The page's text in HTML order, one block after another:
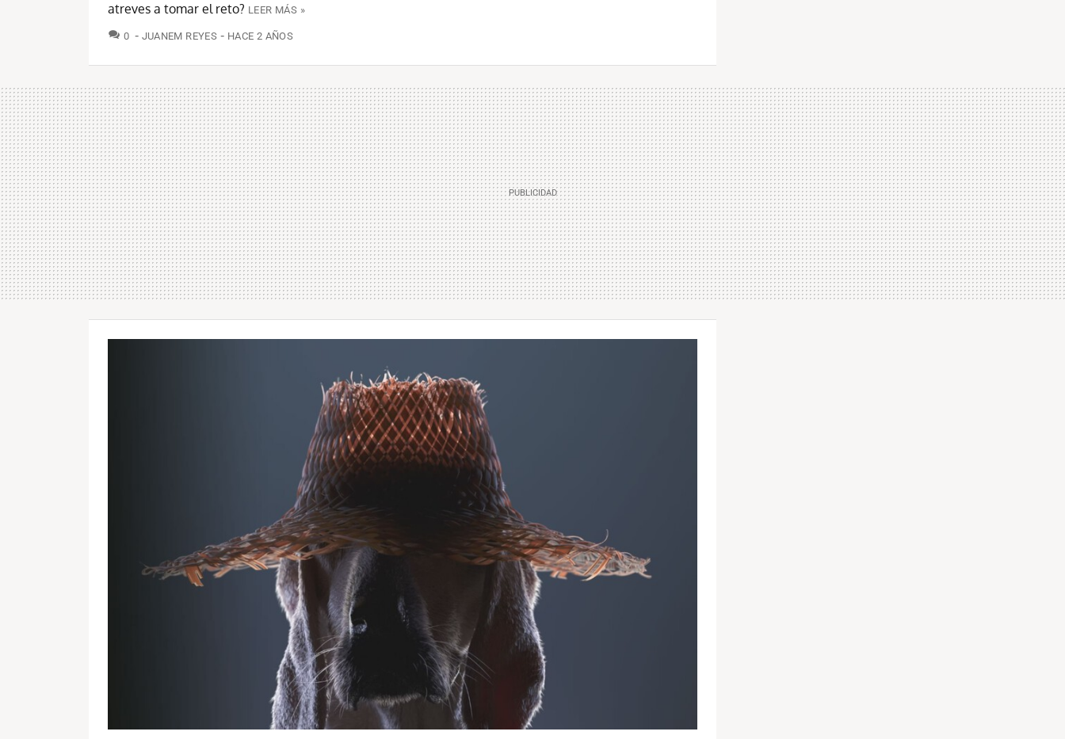
atreves a tomar el reto? LEER MÁS »
0 COMENTARIOS
JUANEM REYES HACE 2 AÑOS